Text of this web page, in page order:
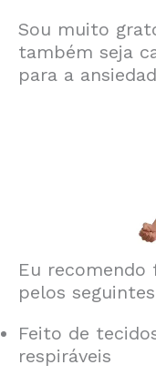
Sou muito
também seja
para a
Eu
pelos
Feito de
respiráveis